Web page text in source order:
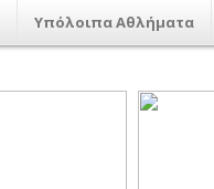
Υπόλοιπα Αθλήματα